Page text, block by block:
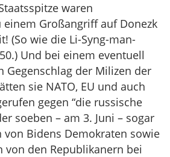
waren
Großangriff auf Donezk
(So wie die Li-Syng-man-
Und bei einem eventuell
Gegenschlag der Milizen der
sie NATO, EU und auch
gegen “die russische
soeben – am 3. Juni – sogar
von Bidens Demokraten sowie
von den Republikanern bei